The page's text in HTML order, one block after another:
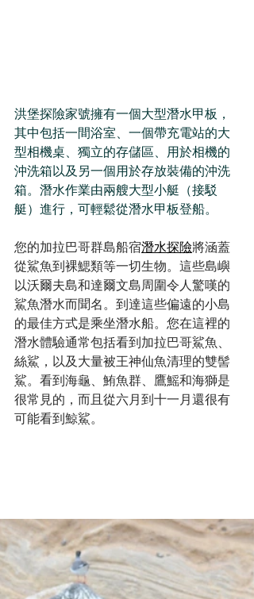
洪堡探險家號擁有一個大型潛水甲板，
其中包括一間浴室、一個帶充電站的大
型相機桌、獨立的存儲區、用於相機的
沖洗箱以及另一個用於存放裝備的沖洗
箱。潛水作業由兩艘大型小艇（接駁
艇）進行，可輕鬆從潛水甲板登船。
您的加拉巴哥群島船宿潛水探險將涵蓋
從鯊魚到裸鰓類等一切生物。這些島嶼
以沃爾夫島和達爾文島周圍令人驚嘆的
鯊魚潛水而聞名。到達這些偏遠的小島
的最佳方式是乘坐潛水船。您在這裡的
潛水體驗通常包括看到加拉巴哥鯊魚、
絲鯊，以及大量被王神仙魚清理的雙髻
鯊。看到海龜、鮪魚群、鷹鰩和海獅是
很常見的，而且從六月到十一月還很有
可能看到鯨鯊。